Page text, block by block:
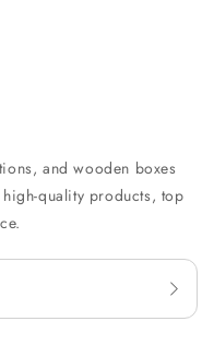
and wooden boxes
quality products, top